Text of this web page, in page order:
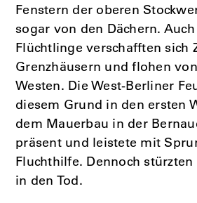
Fenstern der oberen
sogar von den Dächern.
Flüchtlinge verschafften sich
Grenzhäusern und flohen
Westen. Die West-Berliner
diesem Grund in den ersten
dem Mauerbau in der
präsent und leistete mit
Fluchthilfe. Dennoch
in den Tod.